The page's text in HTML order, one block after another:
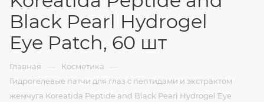
Black Pearl Hydrogel
Eye Patch, 60 шт
Главная — Косметика —
Гидрогелевые патчи для глаз с пептидами и экстрактом
жемчуга Koreatida Peptide and Black Pearl Hydrogel Eye